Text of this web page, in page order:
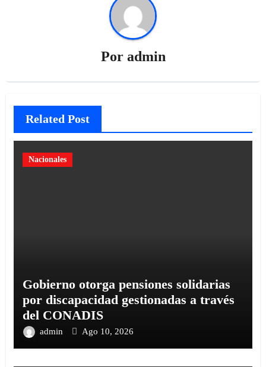
Por admin
Related Post
Nacionales
Gobierno otorga pensiones solidarias
por discapacidad gestionadas a través
del CONADIS
admin Ago 10, 2026